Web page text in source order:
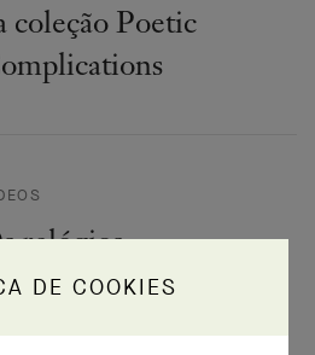
coleção Poetic
relógios
of the
DE COOKIES